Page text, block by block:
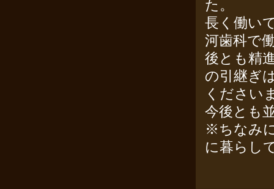
た。
長く働い
河歯科で
後とも精
の引継ぎ
ください
今後とも
※ちなみ
に暮らし